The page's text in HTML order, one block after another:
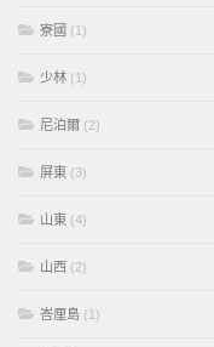
寮國 (1)
少林 (1)
尼泊爾 (2)
屏東 (3)
山東 (4)
山西 (2)
峇厘島 (1)